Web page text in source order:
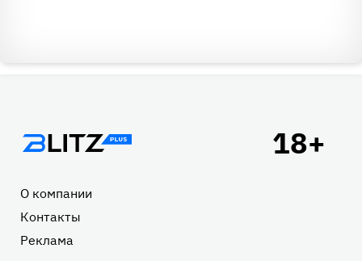
Подвал
О компании
Контакты
Реклама